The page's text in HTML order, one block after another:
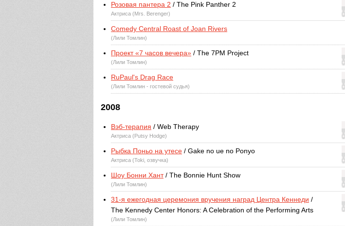
Розовая пантера 2 / The Pink Panther 2
Актриса (Mrs. Berenger)
Comedy Central Roast of Joan Rivers
(Лили Томлин)
Проект «7 часов вечера» / The 7PM Project
(Лили Томлин)
RuPaul's Drag Race
(Лили Томлин - гостевой судья)
2008
Вэб-терапия / Web Therapy
Актриса (Putsy Hodge)
Рыбка Поньо на утесе / Gake no ue no Ponyo
Актриса (Toki, озвучка)
Шоу Бонни Хант/ The Bonnie Hunt Show
(Лили Томлин)
31-я ежегодная церемония вручения наград Центра Кеннеди /
The Kennedy Center Honors: A Celebration of the Performing Arts
(Лили Томлин)